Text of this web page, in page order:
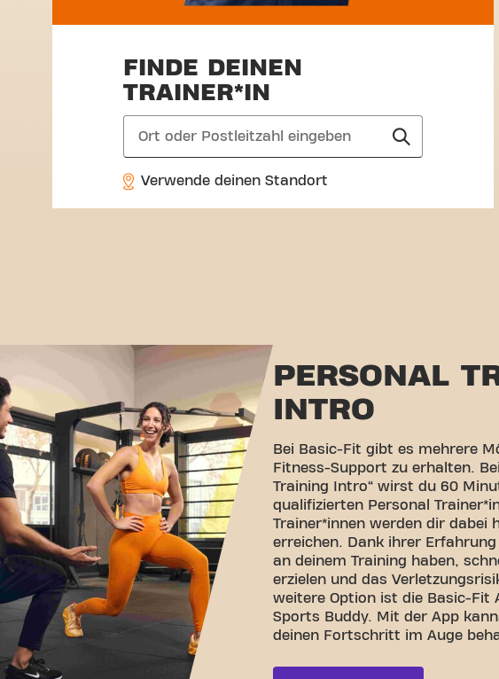
FINDE DEINEN
TRAINER*IN
search
Verwende deinen Standort
PERSONAL
INTRO
Bei Basic-Fit gibt es mehrere
Fitness-Support zu erhalten.
Training Intro“ wirst du 60
qualifizierten Personal
Trainer*innen werden dir dabei
erreichen. Dank ihrer
an deinem Training haben,
erzielen und das
weitere Option ist die Basic-Fit
Sports Buddy. Mit der App
deinen Fortschritt im Auge